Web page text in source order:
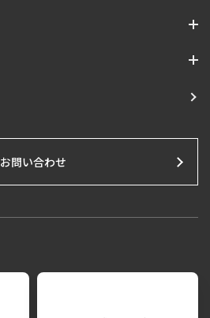
お問い合わせ